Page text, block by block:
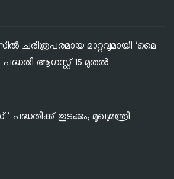
ചരിത്രപരമായ മാറ്റവുമായി ‘മൈ
ആഗസ്റ്റ് 15 മുതൽ
തുടക്കം; മുഖ്യമന്ത്രി